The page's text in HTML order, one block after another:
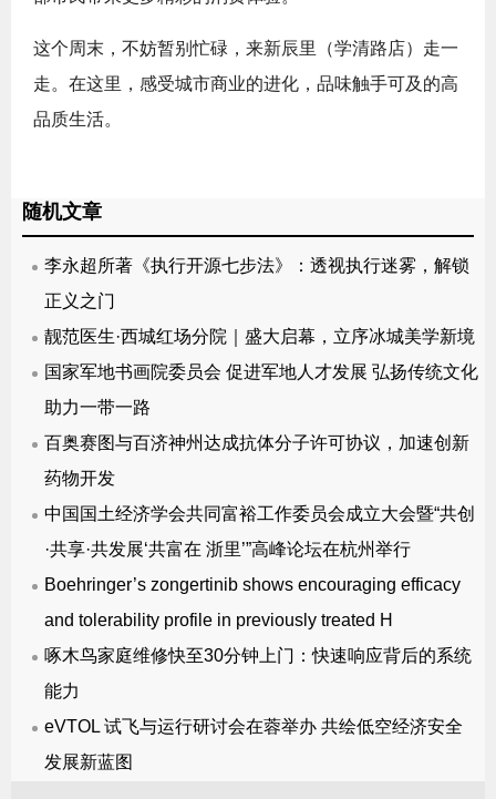
这个周末，不妨暂别忙碌，来新辰里（学清路店）走一
走。在这里，感受城市商业的进化，品味触手可及的高
品质生活。
随机文章
李永超所著《执行开源七步法》：透视执行迷雾，解锁
正义之门
靓范医生·西城红场分院｜盛大启幕，立序冰城美学新境
国家军地书画院委员会 促进军地人才发展 弘扬传统文化
助力一带一路
百奥赛图与百济神州达成抗体分子许可协议，加速创新
药物开发
中国国土经济学会共同富裕工作委员会成立大会暨“共创
·共享·共发展‘共富在 浙里’”高峰论坛在杭州举行
Boehringer’s zongertinib shows encouraging efficacy
and tolerability profile in previously treated H
啄木鸟家庭维修快至30分钟上门：快速响应背后的系统
能力
eVTOL 试飞与运行研讨会在蓉举办 共绘低空经济安全
发展新蓝图